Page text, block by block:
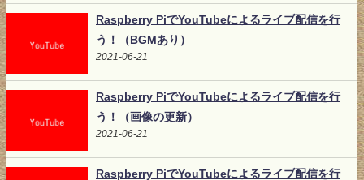
Raspberry PiでYouTubeによるライブ配信を行
う！（BGMあり）
2021-06-21
Raspberry PiでYouTubeによるライブ配信を行
う！（画像の更新）
2021-06-21
Raspberry PiでYouTubeによるライブ配信を行